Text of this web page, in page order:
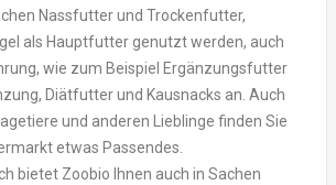
Nassfutter und Trockenfutter,
als Hauptfutter genutzt werden, auch
wie zum Beispiel Ergänzungsfutter
Diätfutter und Kausnacks an. Auch
und anderen Lieblinge finden Sie
etwas Passendes.
bietet Zoobio Ihnen auch in Sachen